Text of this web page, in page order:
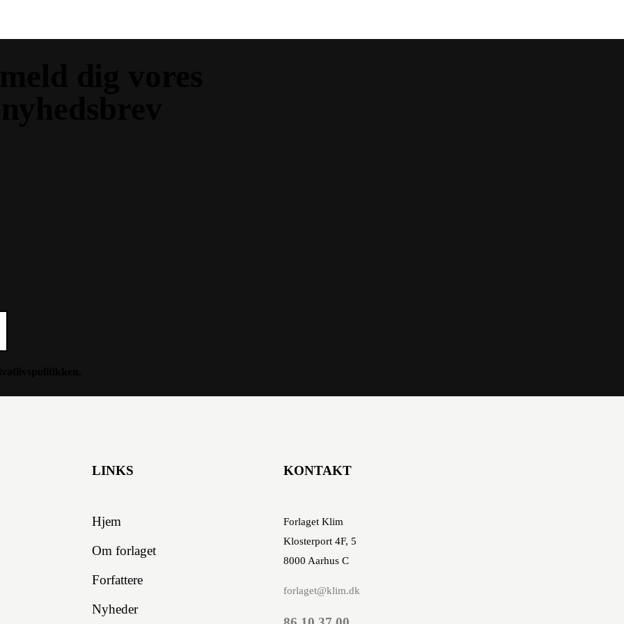
LINKS
Hjem
Om forlaget
Forfattere
Nyheder
KONTAKT
Forlaget Klim
Klosterport 4F, 5
8000 Aarhus C
forlaget@klim.dk